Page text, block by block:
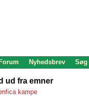
Nyhedsbrev Søg
ud fra emner
kampe